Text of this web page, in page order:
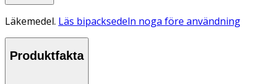
Läkemedel. Läs bipacksedeln noga före användning
Produktfakta